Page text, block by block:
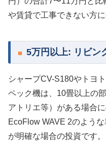
や賃貸で工事できない方
5万円以上: リビン
シャープCV-S180やトヨ
ペック機は、10畳以上の
アトリエ等）がある場合
EcoFlow WAVE 2のよう
が明確な場合の投資です。